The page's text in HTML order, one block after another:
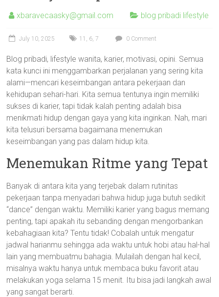
xbaravecaasky@gmail.com blog pribadi lifestyle
July 10, 2025 11 , 6,7 0 Comment
Blog pribadi, lifestyle wanita, karier, motivasi, opini. Semua
kata kunci ini menggambarkan perjalanan yang sering kita
alami—mencari keseimbangan antara pekerjaan dan
kehidupan sehari-hari. Kita semua tentunya ingin memiliki
sukses di karier, tapi tidak kalah penting adalah bisa
menikmati hidup dengan gaya yang kita inginkan. Nah, mari
kita telusuri bersama bagaimana menemukan
keseimbangan yang pas dalam hidup kita.
Menemukan Ritme yang Tepat
Banyak di antara kita yang terjebak dalam rutinitas
pekerjaan tanpa menyadari bahwa hidup juga butuh sedikit
“dance” dengan waktu. Memiliki karier yang bagus memang
penting, tapi apakah itu sebanding dengan mengorbankan
kebahagiaan kita? Tentu tidak! Cobalah untuk mengatur
jadwal harianmu sehingga ada waktu untuk hobi atau hal-hal
lain yang membuatmu bahagia. Mulailah dengan hal kecil,
misalnya waktu hanya untuk membaca buku favorit atau
melakukan yoga selama 15 menit. Itu bisa jadi langkah awal
yang sangat berarti.